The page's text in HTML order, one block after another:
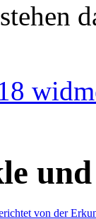
von der